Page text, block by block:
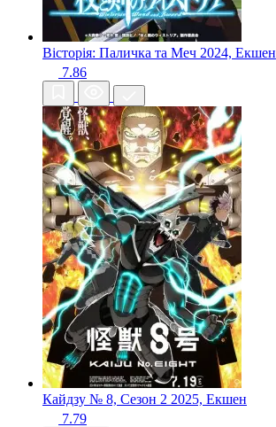
Вісторія: Паличка та Меч 2024, Екшен
7.86
Кайдзу № 8, Сезон 2 2025, Екшен
7.79